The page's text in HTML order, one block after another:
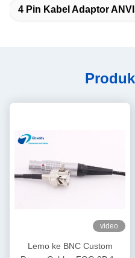
4 Pin Kabel Adaptor
video
Lemo ke BNC Custom